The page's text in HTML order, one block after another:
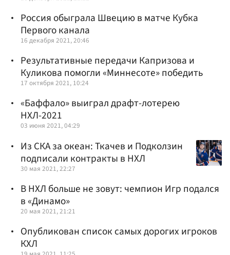
Россия обыграла Швецию в матче Кубка
Первого канала
16 декабря 2021, 20:46
Результативные передачи Капризова и
Куликова помогли «Миннесоте» победить
17 октября 2021, 10:24
«Баффало» выиграл драфт-лотерею
НХЛ-2021
03 июня 2021, 04:29
Из СКА за океан: Ткачев и Подколзин
подписали контракты в НХЛ
30 мая 2021, 22:27
В НХЛ больше не зовут: чемпион Игр подался
в «Динамо»
20 мая 2021, 21:21
Опубликован список самых дорогих игроков
КХЛ